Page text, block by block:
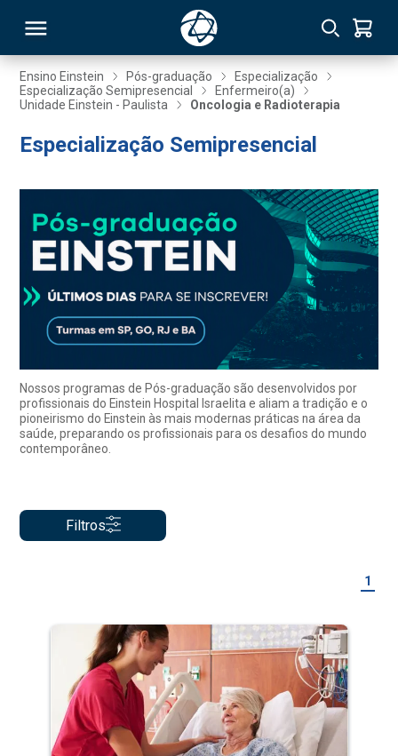
Ensino Einstein Pós-graduação
Especialização
Especialização Semipresencial
Enfermeiro(a)
Unidade Einstein - Paulista
Oncologia e Radioterapia
Especialização Semipresencial
Nossos programas de Pós-graduação são desenvolvidos por
profissionais do Einstein Hospital Israelita e aliam a tradição e o
pioneirismo do Einstein às mais modernas práticas na área da
saúde, preparando os profissionais para os desafios do mundo
contemporâneo.
Filtros
1